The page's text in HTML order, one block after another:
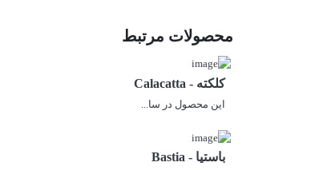
محصولات مرتبط
کلکته - Calacatta
این محصول در سا...
باستیا - Bastia